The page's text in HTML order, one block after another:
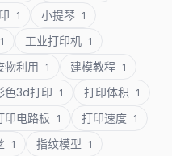
1 小提琴 1
1 工业打印机 1
物利用 1 建模教程 1
色3d打印 1 打印体积 1
印电路板 1 打印速度 1
1 指纹模型 1